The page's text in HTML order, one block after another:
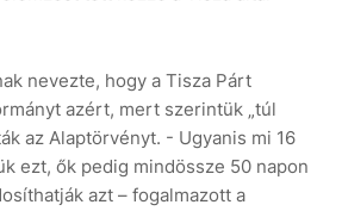
nevezte, hogy a Tisza Párt
azért, mert szerintük „túl
az Alaptörvényt. - Ugyanis mi 16
ezt, ők pedig mindössze 50 napon
azt – fogalmazott a